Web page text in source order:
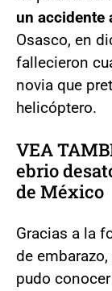
un accidente
Osasco, en
fallecieron
novia que
helicóptero.
VEA
ebrio
de México
Gracias a la
de
pudo